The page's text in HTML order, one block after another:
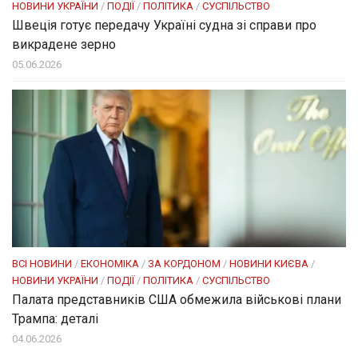
НОВИНИ УКРАЇНИ / ПОДІЇ / ПОЛІТИКА / СУСПІЛЬСТВО
Швеція готує передачу Україні судна зі справи про
викрадене зерно
05.06.2026
ВСІ НОВИНИ / ЕКОНОМІКА / ЗА КОРДОНОМ / НОВИНИ КИЄВА /
НОВИНИ УКРАЇНИ / ПОДІЇ/ ПОЛІТИКА / СУСПІЛЬСТВО
Палата представників США обмежила військові плани
Трампа: деталі
04.06.2026